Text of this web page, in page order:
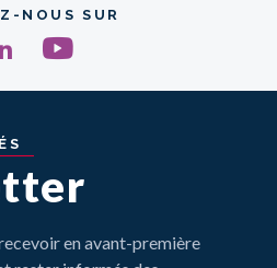
NOUS SUR
en avant-première